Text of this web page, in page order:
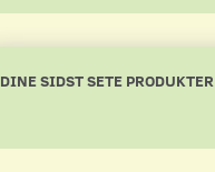
DINE SIDST SETE PRODUKTER